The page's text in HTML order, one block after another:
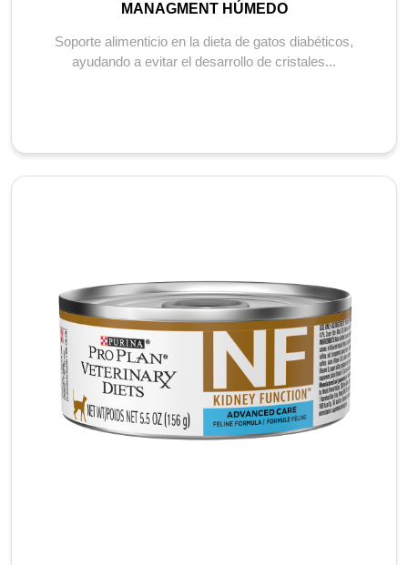
MANAGMENT HÚMEDO
Soporte alimenticio en la dieta de gatos diabéticos,
ayudando a evitar el desarrollo de cristales...